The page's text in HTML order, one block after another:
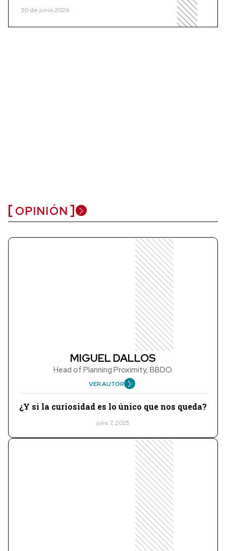
30 de junio 2026
OPINIÓN
MIGUEL DALLOS
Head of Planning Proximity, BBDO.
VER AUTOR
¿Y si la curiosidad es lo único que nos queda?
julio 7, 2025